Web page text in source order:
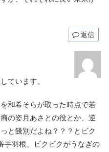
返信
ています。
和希そらが取った時点で若
の姿月あさとの役とか、逆
と餞別だよね？？？とビク
手羽根、ビクビクがうなぎの